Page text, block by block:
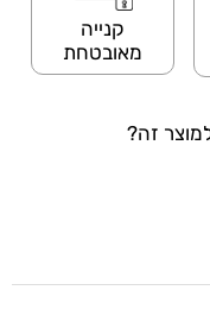
קנייה
מאובטחת
זה?